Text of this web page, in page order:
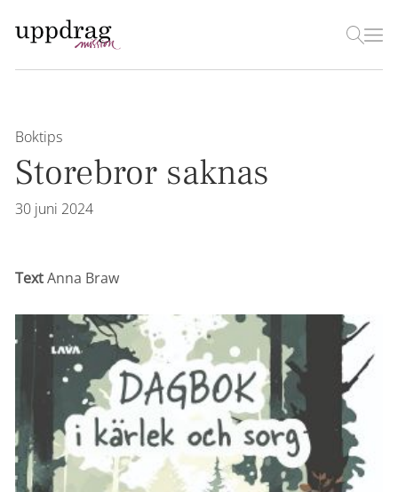
Boktips
Storebror saknas
30 juni 2024
TextAnna Braw